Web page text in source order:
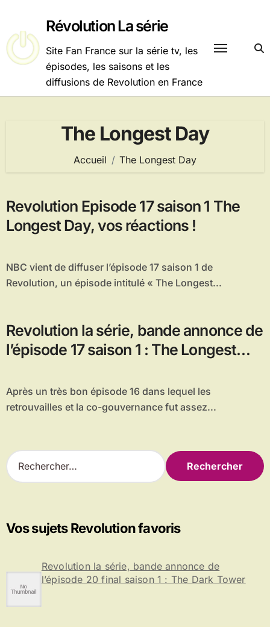
contenu
Révolution La série
Site Fan France sur la série tv, les
épisodes, les saisons et les
diffusions de Revolution en France
The Longest Day
Accueil The Longest Day
Revolution Episode 17 saison 1 The
Longest Day, vos réactions !
NBC vient de diffuser l’épisode 17 saison 1 de
Revolution, un épisode intitulé « The Longest...
Revolution la série, bande annonce de
l’épisode 17 saison 1 : The Longest
Après un très bon épisode 16 dans lequel les
retrouvailles et la co-gouvernance fut assez...
R
e
r
c
r
Vos sujets Revolution favoris
Revolution la série, bande annonce de
l’épisode 20 final saison 1 : The Dark Tower